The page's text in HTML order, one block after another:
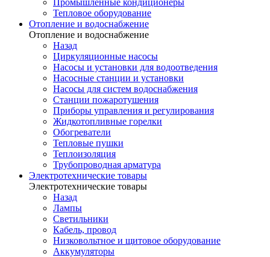
Промышленные кондиционеры
Тепловое оборудование
Отопление и водоснабжение
Отопление и водоснабжение
Назад
Циркуляционные насосы
Насосы и установки для водоотведения
Насосные станции и установки
Насосы для систем водоснабжения
Станции пожаротушения
Приборы управления и регулирования
Жидкотопливные горелки
Обогреватели
Тепловые пушки
Теплоизоляция
Трубопроводная арматура
Электротехнические товары
Электротехнические товары
Назад
Лампы
Светильники
Кабель, провод
Низковольтное и щитовое оборудование
Аккумуляторы